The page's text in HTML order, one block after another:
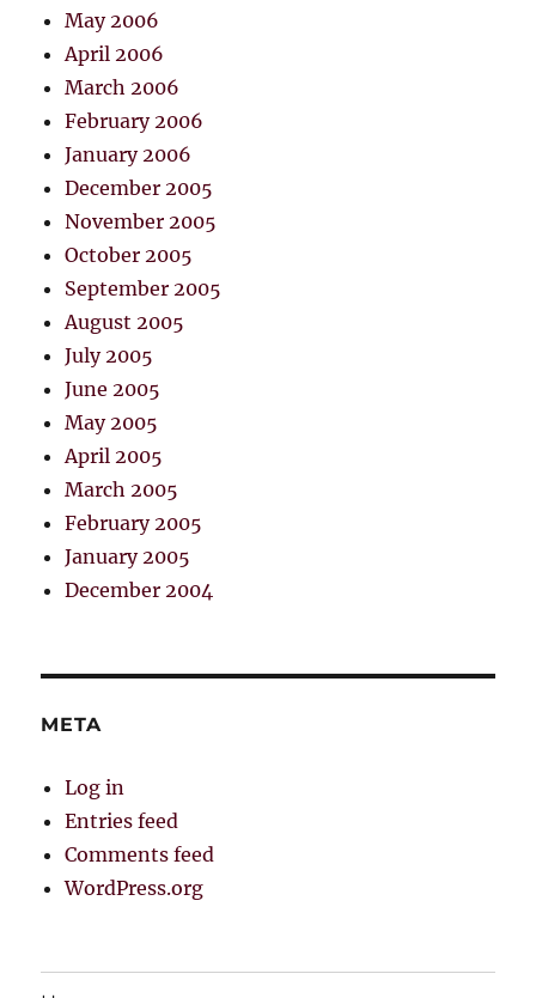
May 2006
April 2006
March 2006
February 2006
January 2006
December 2005
November 2005
October 2005
September 2005
August 2005
July 2005
June 2005
May 2005
April 2005
March 2005
February 2005
January 2005
December 2004
META
Log in
Entries feed
Comments feed
WordPress.org